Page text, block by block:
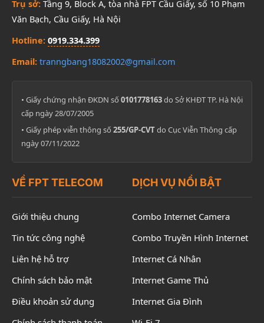
Trụ sở: Tầng 9, Block A, tòa nhà FPT Cầu Giấy, số 10 Phạm
Văn Bạch, Cầu Giấy, Hà Nội
Hotline: 0919.334.399
Email: tranngbang18082002@gmail.com
• Giấy chứng nhận ĐKDN số 0101778163do Sở KHĐT TP. Hà Nội
cấp ngày 28/07/2005
• Giấy phép viễn thông số 255/GP-CVTdo Cục Viễn Thông cấp
ngày 07/11/2022
VỀ FPT TELECOM
Giới thiệu chung
Tin tức công nghệ
Liên hệ hỗ trợ
Chính sách bảo mật
Điều khoản sử dụng
DỊCH VỤ NỔI BẬT
Combo Internet Camera
Combo Truyền Hình Internet
Internet Cá Nhân
Internet Game Thủ
Internet Gia Đình